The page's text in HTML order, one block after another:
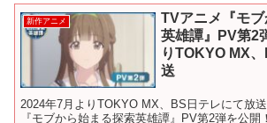
新作アニメ
TVアニメ『モ
英雄譚』PV第2
りTOKYO MX
送
2024年7月よりTOKYO MX、BS日テレにて放
『モブから始まる探索英雄譚』PV第2弾を公開